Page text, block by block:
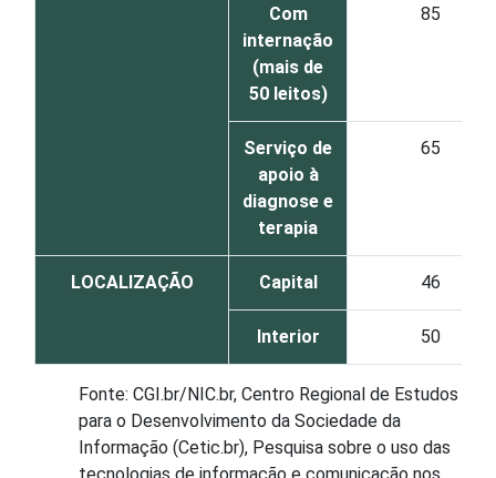
Com
internação
(mais de
50 leitos)
85
Serviço de
apoio à
diagnose e
terapia
65
LOCALIZAÇÃO Capital 46
Interior 50
Fonte: CGI.br/NIC.br, Centro Regional de Estudos
para o Desenvolvimento da Sociedade da
Informação (Cetic.br), Pesquisa sobre o uso das